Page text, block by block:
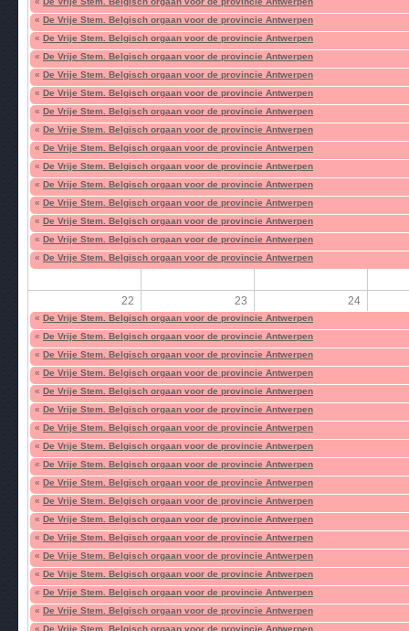
« De Vrije Stem. Belgisch orgaan voor de provincie Antwerpen
« De Vrije Stem. Belgisch orgaan voor de provincie Antwerpen
« De Vrije Stem. Belgisch orgaan voor de provincie Antwerpen
« De Vrije Stem. Belgisch orgaan voor de provincie Antwerpen
« De Vrije Stem. Belgisch orgaan voor de provincie Antwerpen
« De Vrije Stem. Belgisch orgaan voor de provincie Antwerpen
« De Vrije Stem. Belgisch orgaan voor de provincie Antwerpen
« De Vrije Stem. Belgisch orgaan voor de provincie Antwerpen
« De Vrije Stem. Belgisch orgaan voor de provincie Antwerpen
« De Vrije Stem. Belgisch orgaan voor de provincie Antwerpen
« De Vrije Stem. Belgisch orgaan voor de provincie Antwerpen
« De Vrije Stem. Belgisch orgaan voor de provincie Antwerpen
« De Vrije Stem. Belgisch orgaan voor de provincie Antwerpen
« De Vrije Stem. Belgisch orgaan voor de provincie Antwerpen
22 23 24
« De Vrije Stem. Belgisch orgaan voor de provincie Antwerpen
« De Vrije Stem. Belgisch orgaan voor de provincie Antwerpen
« De Vrije Stem. Belgisch orgaan voor de provincie Antwerpen
« De Vrije Stem. Belgisch orgaan voor de provincie Antwerpen
« De Vrije Stem. Belgisch orgaan voor de provincie Antwerpen
« De Vrije Stem. Belgisch orgaan voor de provincie Antwerpen
« De Vrije Stem. Belgisch orgaan voor de provincie Antwerpen
« De Vrije Stem. Belgisch orgaan voor de provincie Antwerpen
« De Vrije Stem. Belgisch orgaan voor de provincie Antwerpen
« De Vrije Stem. Belgisch orgaan voor de provincie Antwerpen
« De Vrije Stem. Belgisch orgaan voor de provincie Antwerpen
« De Vrije Stem. Belgisch orgaan voor de provincie Antwerpen
« De Vrije Stem. Belgisch orgaan voor de provincie Antwerpen
« De Vrije Stem. Belgisch orgaan voor de provincie Antwerpen
« De Vrije Stem. Belgisch orgaan voor de provincie Antwerpen
« De Vrije Stem. Belgisch orgaan voor de provincie Antwerpen
« De Vrije Stem. Belgisch orgaan voor de provincie Antwerpen
« De Vrije Stem. Belgisch orgaan voor de provincie Antwerpen